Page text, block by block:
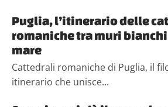
Puglia, l’itinerario delle
romaniche tra muri
mare
Cattedrali romaniche di Puglia, il
itinerario che unisce...